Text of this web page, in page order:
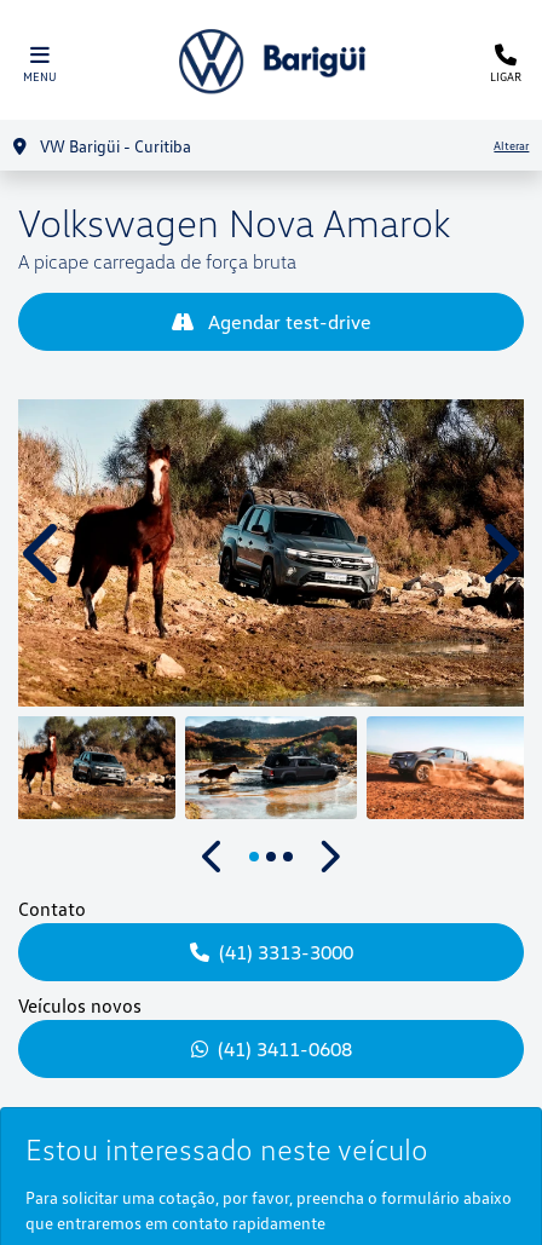
MENU LIGAR
VW Barigüi - Curitiba Alterar
Volkswagen Nova Amarok
A picape carregada de força bruta
Agendar test-drive
Estou interessado neste veículo
Para solicitar uma cotação, por favor, preencha o formulário abaixo
que entraremos em contato rapidamente
Anterior
Anterior
Próximo
Contato
(41) 3313-3000
Veículos novos
(41) 3411-0608